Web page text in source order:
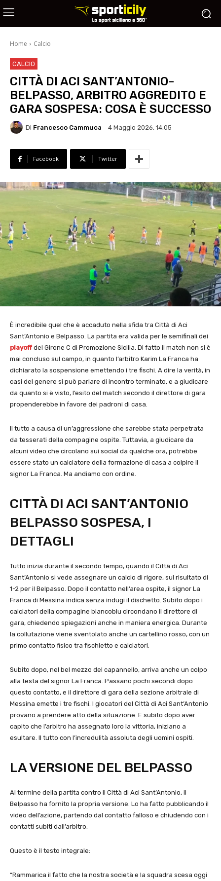
Home Calcio
CALCIO
CITTÀ DI ACI SANT’ANTONIO-
BELPASSO, ARBITRO AGGREDITO E
GARA SOSPESA: COSA È SUCCESSO
Di Francesco Cammuca 4 Maggio 2026, 14:05
Facebook Twitter
È incredibile quel che è accaduto nella sfida tra Città di Aci
Sant’Antonio e Belpasso. La partita era valida per le semifinali dei
playoffdel Girone C di Promozione Sicilia. Di fatto il match non si è
mai concluso sul campo, in quanto l’arbitro Karim La Franca ha
dichiarato la sospensione emettendo i tre fischi. A dire la verità, in
casi del genere si può parlare di incontro terminato, e a giudicare
da quanto si è visto, l’esito del match secondo il direttore di gara
propenderebbe in favore dei padroni di casa.
Il tutto a causa di un’aggressione che sarebbe stata perpetrata
da tesserati della compagine ospite. Tuttavia, a giudicare da
alcuni video che circolano sui social da qualche ora, potrebbe
essere stato un calciatore della formazione di casa a colpire il
signor La Franca. Ma andiamo con ordine.
CITTÀ DI ACI SANT’ANTONIO
BELPASSO SOSPESA, I
DETTAGLI
Tutto inizia durante il secondo tempo, quando il Città di Aci
Sant’Antonio si vede assegnare un calcio di rigore, sul risultato di
1-2 per il Belpasso. Dopo il contatto nell’area ospite, il signor La
Franca di Messina indica senza indugi il dischetto. Subito dopo i
calciatori della compagine biancoblu circondano il direttore di
gara, chiedendo spiegazioni anche in maniera energica. Durante
la collutazione viene sventolato anche un cartellino rosso, con un
primo contatto fisico tra fischietto e calciatori.
Subito dopo, nel bel mezzo del capannello, arriva anche un colpo
alla testa del signor La Franca. Passano pochi secondi dopo
questo contatto, e il direttore di gara della sezione arbitrale di
Messina emette i tre fischi. I giocatori del Città di Aci Sant’Antonio
provano a prendere atto della situazione. E subito dopo aver
capito che l’arbitro ha assegnato loro la vittoria, iniziano a
esultare. Il tutto con l’incredulità assoluta degli uomini ospiti.
LA VERSIONE DEL BELPASSO
Al termine della partita contro il Città di Aci Sant’Antonio, il
Belpasso ha fornito la propria versione. Lo ha fatto pubblicando il
video dell’azione, partendo dal contatto falloso e chiudendo con i
contatti subiti dall’arbitro.
Questo è il testo integrale:
“Rammarica il fatto che la nostra società e la squadra scesa oggi